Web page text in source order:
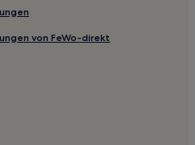
in Bayern
Bayern
von FeWo-direkt